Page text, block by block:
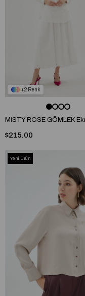
2
MISTY ROSE GÖMLEK
$215.00
Yeni Ürün